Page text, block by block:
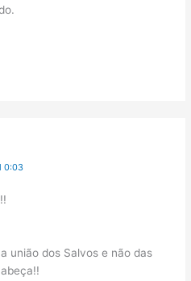
0:03
união dos Salvos e não das